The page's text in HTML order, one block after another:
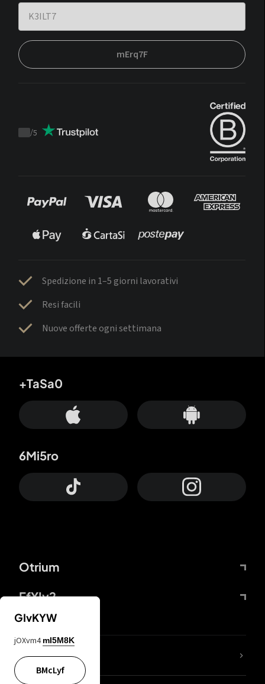
mErq7F
Trustpilot
/5
Spedizione in 1–5 giorni lavorativi
Resi facili
Nuove offerte ogni settimana
Otrium
FfYIy2
+TaSa0
6Mi5ro
Lj7sBL
GIvKYW
jOXvm4 mI5M8K
BMcLyf